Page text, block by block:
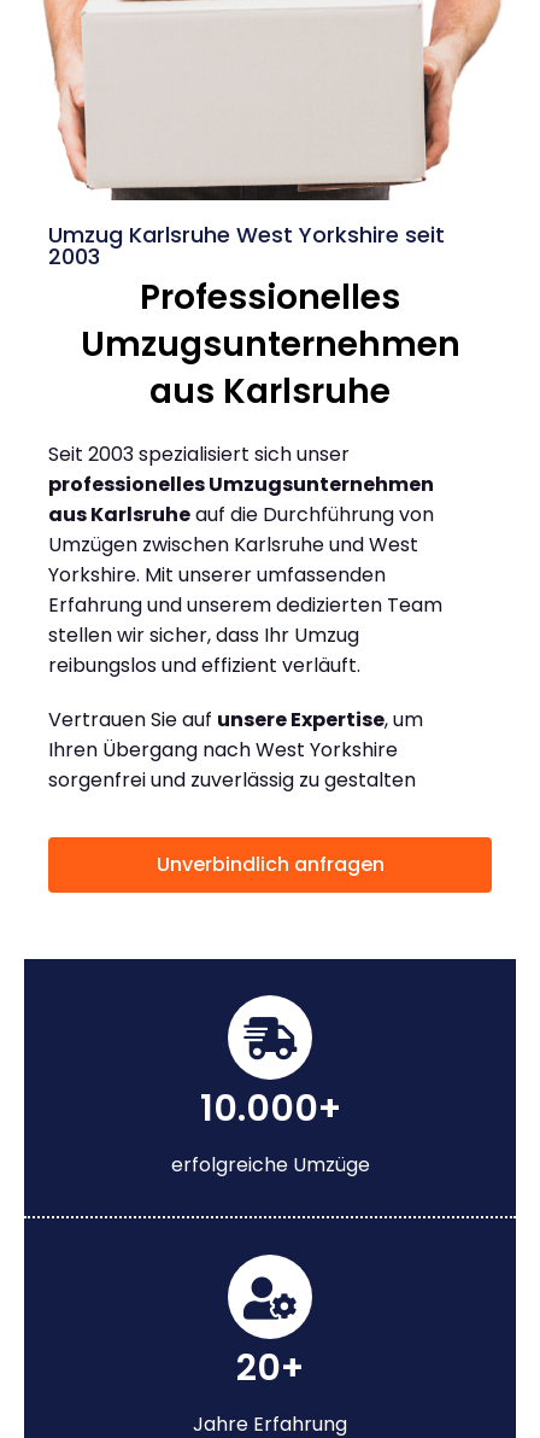
Umzug Karlsruhe West Yorkshire seit
2003
Professionelles
Umzugsunternehmen
aus Karlsruhe
Seit 2003 spezialisiert sich unser
professionelles Umzugsunternehmen
aus Karlsruheauf die Durchführung von
Umzügen zwischen Karlsruhe und West
Yorkshire. Mit unserer umfassenden
Erfahrung und unserem dedizierten Team
stellen wir sicher, dass Ihr Umzug
reibungslos und effizient verläuft.
Vertrauen Sie auf unsere Expertise, um
Ihren Übergang nach West Yorkshire
sorgenfrei und zuverlässig zu gestalten
Unverbindlich anfragen
10.000+
erfolgreiche Umzüge
20+
Jahre Erfahrung